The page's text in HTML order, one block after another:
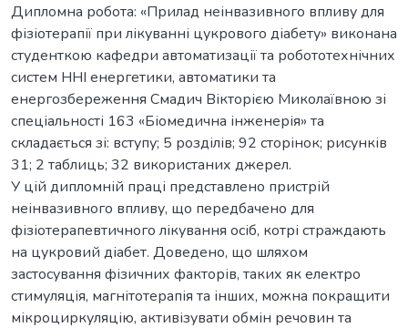
Дипломна робота: «Прилад неінвазивного впливу для
фізіотерапії при лікуванні цукрового діабету» виконана
студенткою кафедри автоматизації та робототехнічних
систем ННІ енергетики, автоматики та
енергозбереження Смадич Вікторією Миколаївною зі
спеціальності 163 «Біомедична інженерія» та
складається зі: вступу; 5 розділів; 92 сторінок; рисунків
31; 2 таблиць; 32 використаних джерел.
У цій дипломній праці представлено пристрій
неінвазивного впливу, що передбачено для
фізіотерапевтичного лікування осіб, котрі страждають
на цукровий діабет. Доведено, що шляхом
застосування фізичних факторів, таких як електро
стимуляція, магнітотерапія та інших, можна покращити
мікроциркуляцію, активізувати обмін речовин та